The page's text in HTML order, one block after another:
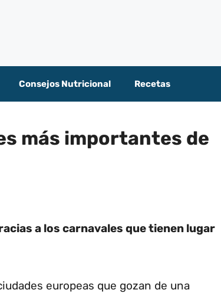
Consejos Nutricional Recetas
más importantes de
a los carnavales que tienen lugar
europeas que gozan de una